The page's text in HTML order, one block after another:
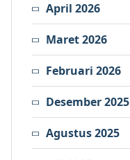
April 2026
Maret 2026
Februari 2026
Desember 2025
Agustus 2025